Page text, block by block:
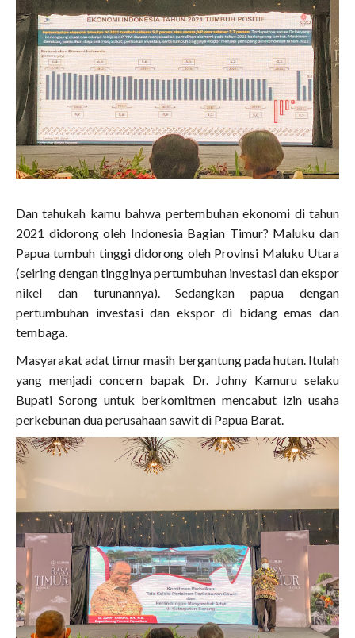
Dan tahukah kamu bahwa pertembuhan ekonomi di tahun
2021 didorong oleh Indonesia Bagian Timur? Maluku dan
Papua tumbuh tinggi didorong oleh Provinsi Maluku Utara
(seiring dengan tingginya pertumbuhan investasi dan ekspor
nikel dan turunannya). Sedangkan papua dengan
pertumbuhan investasi dan ekspor di bidang emas dan
tembaga.
Masyarakat adat timur masih bergantung pada hutan. Itulah
yang menjadi concern bapak Dr. Johny Kamuru selaku
Bupati Sorong untuk berkomitmen mencabut izin usaha
perkebunan dua perusahaan sawit di Papua Barat.